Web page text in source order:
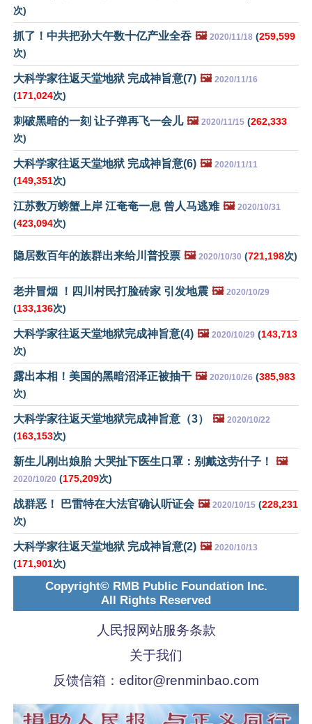
次)
抓了！中共把孙大午数十亿产业全吞 🖼️ 2020/11/18 (259,599
次)
大科学家往返天堂地狱 完成神旨意(7) 🖼️ 2020/11/16
(171,024次)
刺破黑暗的一刻 让子弹再飞一会儿 🖼️ 2020/11/15 (262,333
次)
大科学家往返天堂地狱 完成神旨意(6) 🖼️ 2020/11/11
(149,351次)
江苏数万螃蟹上岸 江奄奄一息 曾人马逃难 🖼️ 2020/10/31
(423,094次)
隐居数百年的族群出来给川普投票 🖼️ 2020/10/30 (721,198次)
老井冒烟 ！四川村民打脸砖家 引发地震 🖼️ 2020/10/29
(133,136次)
大科学家往返天堂地狱完成神旨意(4) 🖼️ 2020/10/29 (143,713
次)
露出本相！美国的黑暗沼泽正被抽干 🖼️ 2020/10/26 (385,983
次)
大科学家往返天堂地狱完成神旨意（3） 🖼️ 2020/10/22
(163,153次)
新生儿刚出娘胎 大哭扯下医生口罩：别戴这劳什子！ 🖼️
2020/10/20 (175,209次)
战群恶！ 巴雷特在大法官确认听证会 🖼️ 2020/10/15 (228,231
次)
大科学家往返天堂地狱 完成神旨意(2) 🖼️ 2020/10/13
(171,901次)
Copyright© RMB Public Foundation Inc.
All Rights Reserved
人民报网站服务条款
关于我们
反馈信箱： editor@renminbao.com